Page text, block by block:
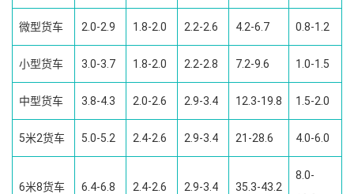
微型货车 2.0-2.9 1.8-2.0 2.2-2.6 4.2-6.7 0.8-1.2
小型货车 3.0-3.7 1.8-2.0 2.2-2.8 7.2-9.6 1.0-1.5
中型货车 3.8-4.3 2.0-2.6 2.9-3.4 12.3-19.8 1.5-2.0
5米2货车 5.0-5.2 2.4-2.6 2.9-3.4 21-28.6 4.0-6.0
6米8货车 6.4-6.8 2.4-2.6 2.9-3.4 35.3-43.2
8.0-